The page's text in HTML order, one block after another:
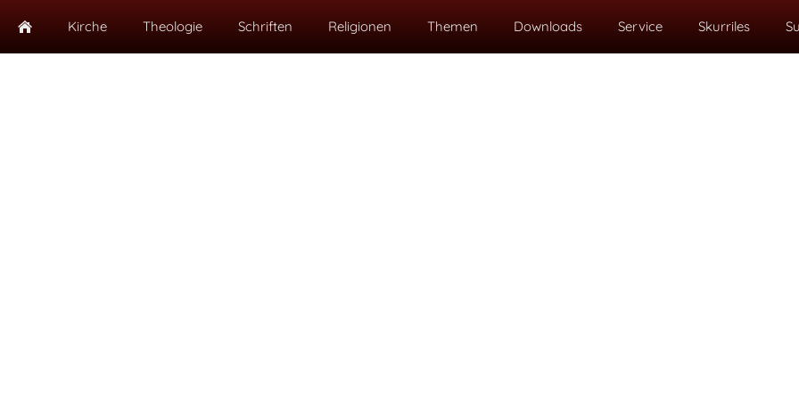
Kirche Theologie Schriften Religionen Themen Downloads Service Skurriles